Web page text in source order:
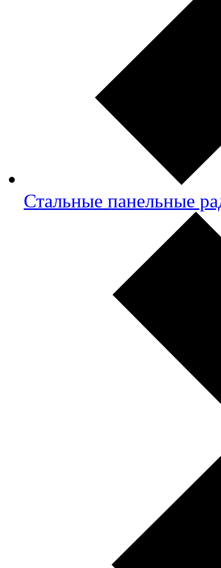
Стальные панельные